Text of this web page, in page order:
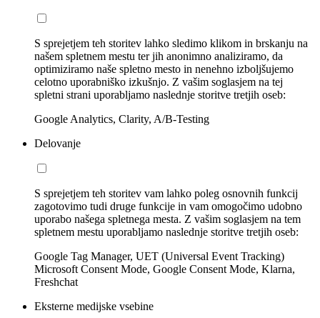
S sprejetjem teh storitev lahko sledimo klikom in brskanju na
našem spletnem mestu ter jih anonimno analiziramo, da
optimiziramo naše spletno mesto in nenehno izboljšujemo
celotno uporabniško izkušnjo. Z vašim soglasjem na tej
spletni strani uporabljamo naslednje storitve tretjih oseb:
Google Analytics, Clarity, A/B-Testing
Delovanje
S sprejetjem teh storitev vam lahko poleg osnovnih funkcij
zagotovimo tudi druge funkcije in vam omogočimo udobno
uporabo našega spletnega mesta. Z vašim soglasjem na tem
spletnem mestu uporabljamo naslednje storitve tretjih oseb:
Google Tag Manager, UET (Universal Event Tracking)
Microsoft Consent Mode, Google Consent Mode, Klarna,
Freshchat
Eksterne medijske vsebine